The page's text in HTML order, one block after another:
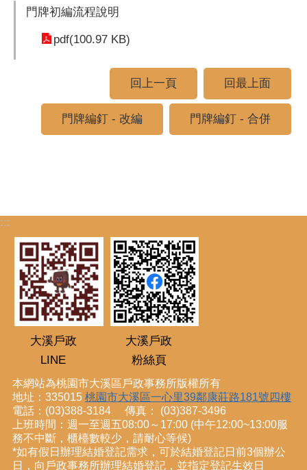
門牌初編流程說明
pdf(100.97 KB)
回上一頁 回最上面
門牌編釘 - 改編 門牌編釘 - 合併
:::
大溪戶政
LINE
大溪戶政
粉絲頁
本網站為桃園市大溪區戶政事務所版權所有
地址：335015 桃園市大溪區一心里39鄰康莊路181號四樓
電話：(03)388-3184 傳真： (03)387-3496
上班時間：週一至週五08:00～17:00 (中午12:00~13:00服
務不中斷，櫃檯數較少，請耐心等候)
*如有假日辦理結婚登記需求，可於結婚登記日前3個辦公
日，向戶政事務所辦理結婚登記，並指定登記生效日